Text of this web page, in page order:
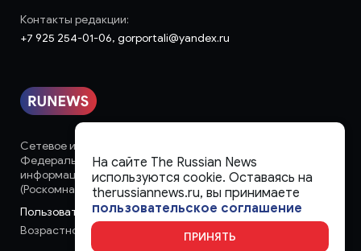
Сетевое издание «runews» (18+) зарегистрировано в
Федеральной службе по надзору в сфере связи,
информационных технологий и массовых коммуникаций
(Роскомнадзор)
Пользовательское соглашение
Возрастное ограничение:
Контакты редакции:
+7 925 254-01-06, gorportali@yandex.ru
На сайте The Russian News
используются cookie. Оставаясь на
therussiannews.ru, вы принимаете
пользовательское соглашение
ПРИНЯТЬ